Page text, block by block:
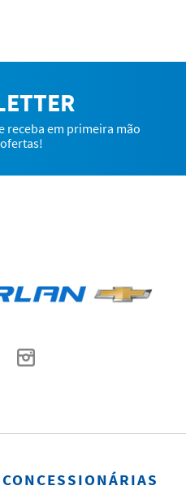
receba em primeira mão